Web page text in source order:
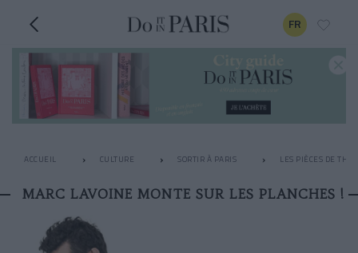
FR
ACCUEIL CULTURE SORTIR À PARIS LES PIÈCES DE
MARC LAVOINE MONTE SUR LES PLANCHES !